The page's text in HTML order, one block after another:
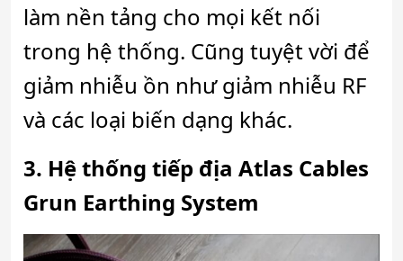
làm nền tảng cho mọi kết nối
trong hệ thống. Cũng tuyệt vời để
giảm nhiễu ồn như giảm nhiễu RF
và các loại biến dạng khác.
3. Hệ thống tiếp địa Atlas Cables
Grun Earthing System